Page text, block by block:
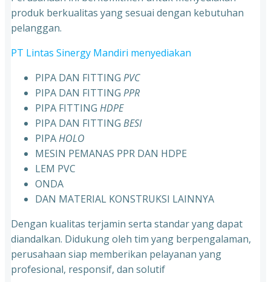
produk berkualitas yang sesuai dengan kebutuhan
pelanggan.
PT Lintas Sinergy Mandiri menyediakan
PIPA DAN FITTING PVC
PIPA DAN FITTING PPR
PIPA FITTING HDPE
PIPA DAN FITTING BESI
PIPAHOLO
MESIN PEMANAS PPR DAN HDPE
LEM PVC
ONDA
DAN MATERIAL KONSTRUKSI LAINNYA
Dengan kualitas terjamin serta standar yang dapat
diandalkan. Didukung oleh tim yang berpengalaman,
perusahaan siap memberikan pelayanan yang
profesional, responsif, dan solutif